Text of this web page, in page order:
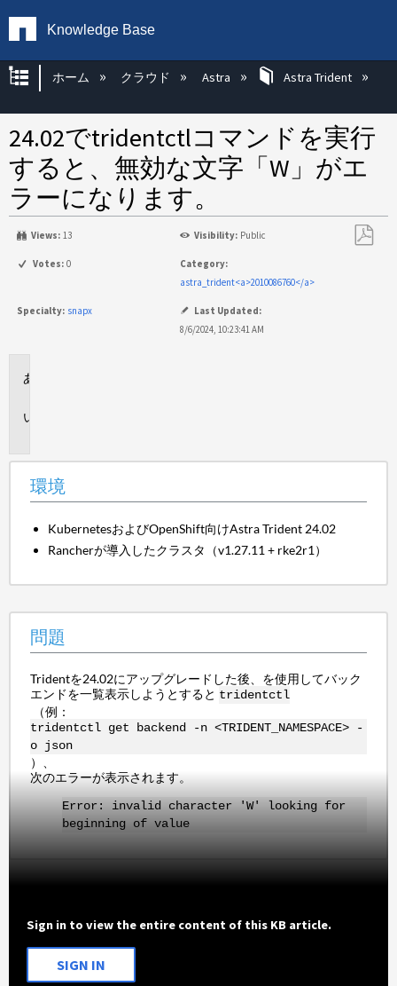
Knowledge Base
グローバル階層を展開/折りたたむ
ホーム クラウド Astra Astra Trident
24.02でtridentctlコマンドを実行
すると、無効な文字「W」がエ
ラーになります。
Views: 13 Visibility: Public
Votes: 0
Category:
astra_trident<a>2010086760</a>
Specialty: snapx
Last Updated:
8/6/2024, 10:23:41 AM
環境
KubernetesおよびOpenShift向けAstra Trident 24.02
Rancherが導入したクラスタ（v1.27.11 + rke2r1）
問題
Tridentを24.02にアップグレードした後、を使用してバック
エンドを一覧表示しようとすると tridentctl
（例：
tridentctl get backend -n <TRIDENT_NAMESPACE> -
o json
）、
次のエラーが表示されます。
Error: invalid character 'W' looking for
beginning of value
Sign in to view the entire content of this KB article.
SIGN IN